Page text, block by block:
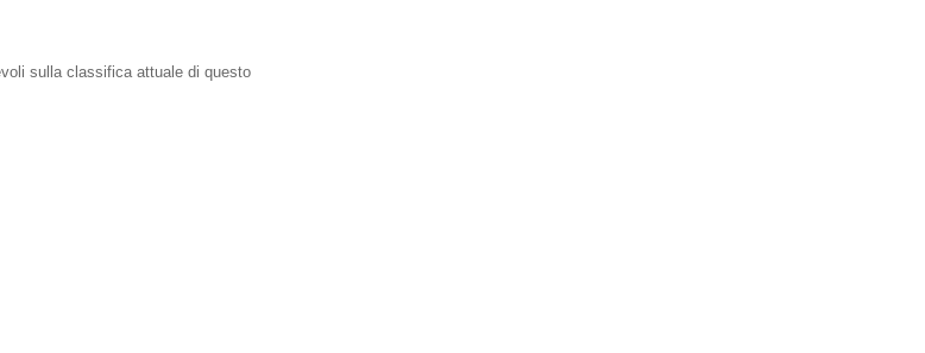
sulla classifica attuale di questo